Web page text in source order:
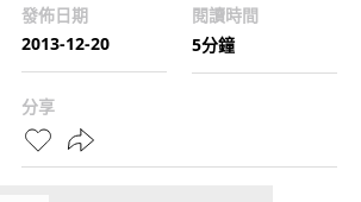
發佈日期
2013-12-20
閱讀時間
5分鐘
分享